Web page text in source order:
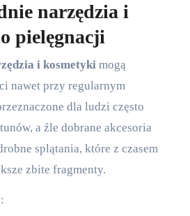
narzędzia i
pielęgnacji
i kosmetykimogą
nawet przy regularnym
dla ludzi często
a źle dobrane akcesoria
splątania, które z czasem
zbite fragmenty.